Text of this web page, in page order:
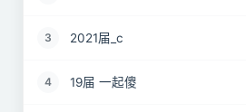
3 2021届_c
4 19届 一起傻